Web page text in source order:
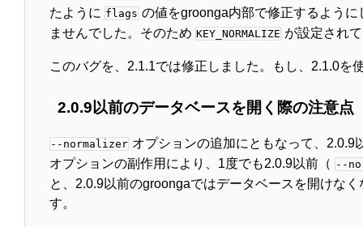
たように flags の値をgroonga内部で修正するよう
ませんでした。そのため KEY_NORMALIZE が設定され
このバグを、2.1.1では修正しました。もし、2.1.0を
2.0.9以前のデータベースを開く際の注意点
--normalizer オプションの追加にともなって、2.0.9
オプションの副作用により、1度でも2.0.9以前（ --
と、2.0.9以前のgroongaではデータベースを開けな
す。